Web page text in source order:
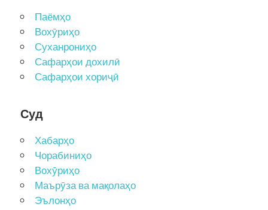
Паёмҳо
Вохӯриҳо
Суханрониҳо
Сафарҳои дохилӣ
Сафарҳои хориҷӣ
Суд
Хабарҳо
Чорабиниҳо
Вохӯриҳо
Маърӯза ва мақолаҳо
Эълонҳо